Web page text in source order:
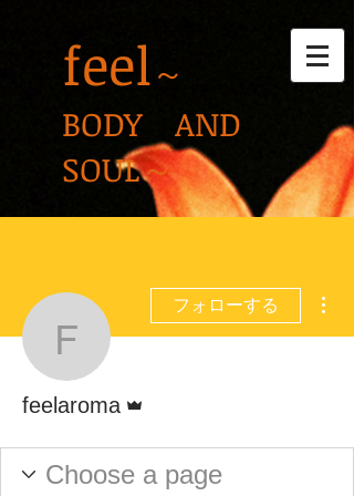
feel～
BODY AND
SOUL～
feelaroma
フォローする
feelaroma